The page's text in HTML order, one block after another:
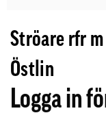
Ströare rfr
Östlin
Logga in